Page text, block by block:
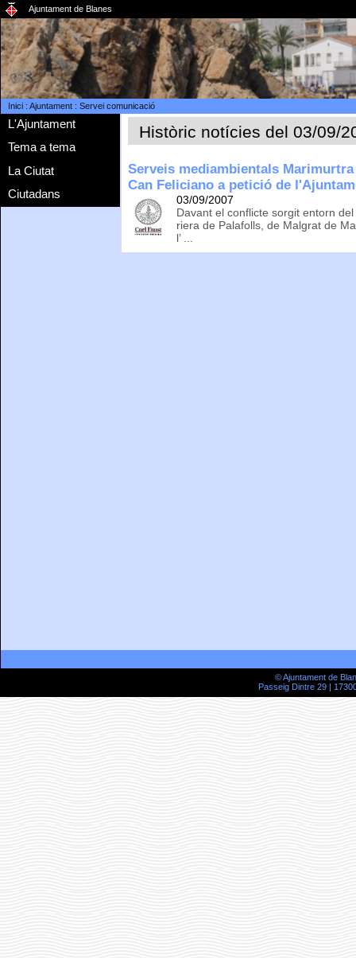
Ajuntament de Blanes
Inici: Ajuntament: Servei comunicació
L'Ajuntament
Tema a tema
La Ciutat
Ciutadans
Històric notícies del 03/09/
Serveis mediambientals
Can Feliciano a petició de
03/09/2007
Davant el conflicte sorgit entorn
riera de Palafolls, de Malgrat de
l’ ...
© Ajuntament de
Passeig Dintre 29 |